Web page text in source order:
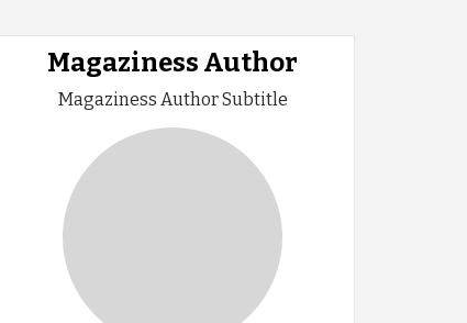
Magaziness Author
Magaziness Author Subtitle